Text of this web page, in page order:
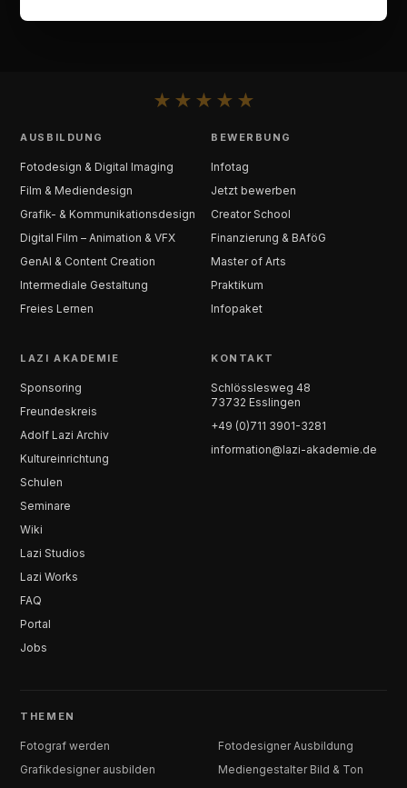
★ ★ ★ ★ ★
AUSBILDUNG
Fotodesign & Digital Imaging
Film & Mediendesign
Grafik- & Kommunikationsdesign
Digital Film – Animation & VFX
GenAI & Content Creation
Intermediale Gestaltung
Freies Lernen
BEWERBUNG
Infotag
Jetzt bewerben
Creator School
Finanzierung & BAföG
Master of Arts
Praktikum
Infopaket
LAZI AKADEMIE
Sponsoring
Freundeskreis
Adolf Lazi Archiv
Kultureinrichtung
Schulen
Seminare
Wiki
Lazi Studios
Lazi Works
FAQ
Portal
Jobs
KONTAKT
Schlösslesweg 48
73732 Esslingen
+49 (0)711 3901-3281
information@lazi-akademie.de
THEMEN
Fotograf werden
Fotodesigner Ausbildung
Grafikdesigner ausbilden
Mediengestalter Bild & Ton